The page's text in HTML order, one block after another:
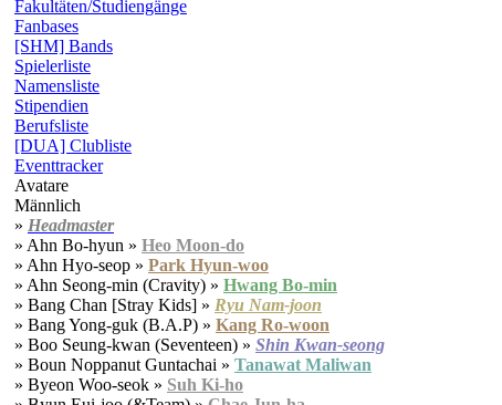
Fakultäten/Studiengänge
Fanbases
[SHM] Bands
Spielerliste
Namensliste
Stipendien
Berufsliste
[DUA] Clubliste
Eventtracker
Avatare
Männlich
» Headmaster
» Ahn Bo-hyun » Heo Moon-do
» Ahn Hyo-seop » Park Hyun-woo
» Ahn Seong-min (Cravity) » Hwang Bo-min
» Bang Chan [Stray Kids] » Ryu Nam-joon
» Bang Yong-guk (B.A.P) » Kang Ro-woon
» Boo Seung-kwan (Seventeen) » Shin Kwan-seong
» Boun Noppanut Guntachai » Tanawat Maliwan
» Byeon Woo-seok » Suh Ki-ho